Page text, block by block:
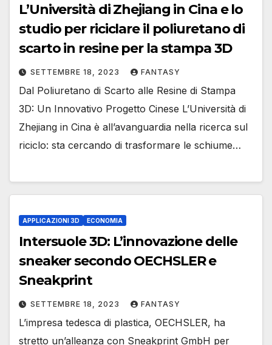
L’Università di Zhejiang in Cina e lo
studio per riciclare il poliuretano di
scarto in resine per la stampa 3D
SETTEMBRE 18, 2023 FANTASY
Dal Poliuretano di Scarto alle Resine di Stampa
3D: Un Innovativo Progetto Cinese L’Università di
Zhejiang in Cina è all’avanguardia nella ricerca sul
riciclo: sta cercando di trasformare le schiume…
APPLICAZIONI 3D ECONOMIA
Intersuole 3D: L’innovazione delle
sneaker secondo OECHSLER e
Sneakprint
SETTEMBRE 18, 2023 FANTASY
L’impresa tedesca di plastica, OECHSLER, ha
stretto un’alleanza con Sneakprint GmbH per